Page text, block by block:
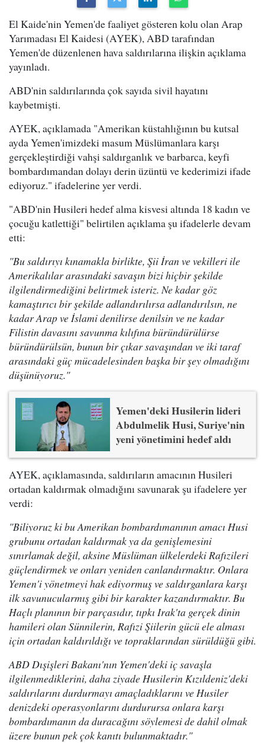
El Kaide'nin Yemen'de faaliyet gösteren kolu olan Arap
Yarımadası El Kaidesi (AYEK), ABD tarafından
Yemen'de düzenlenen hava saldırılarına ilişkin açıklama
yayınladı.
ABD'nin saldırılarında çok sayıda sivil hayatını
kaybetmişti.
AYEK, açıklamada "Amerikan küstahlığının bu kutsal
ayda Yemen'imizdeki masum Müslümanlara karşı
gerçekleştirdiği vahşi saldırganlık ve barbarca, keyfi
bombardımandan dolayı derin üzüntü ve kederimizi ifade
ediyoruz." ifadelerine yer verdi.
"ABD'nin Husileri hedef alma kisvesi altında 18 kadın ve
çocuğu katlettiği" belirtilen açıklama şu ifadelerle devam
etti:
"Bu saldırıyı kınamakla birlikte, Şii İran ve vekilleri ile
Amerikalılar arasındaki savaşın bizi hiçbir şekilde
ilgilendirmediğini belirtmek isteriz. Ne kadar göz
kamaştırıcı bir şekilde adlandırılırsa adlandırılsın, ne
kadar Arap ve İslami denilirse denilsin ve ne kadar
Filistin davasını savunma kılıfına büründürülürse
büründürülsün, bunun bir çıkar savaşından ve iki taraf
arasındaki güç mücadelesinden başka bir şey olmadığını
düşünüyoruz."
Yemen'deki Husilerin lideri
Abdulmelik Husi, Suriye'nin
yeni yönetimini hedef aldı
AYEK, açıklamasında, saldırıların amacının Husileri
ortadan kaldırmak olmadığını savunarak şu ifadelere yer
verdi:
"Biliyoruz ki bu Amerikan bombardımanının amacı Husi
grubunu ortadan kaldırmak ya da genişlemesini
sınırlamak değil, aksine Müslüman ülkelerdeki Rafızileri
güçlendirmek ve onları yeniden canlandırmaktır. Onlara
Yemen'i yönetmeyi hak ediyormuş ve saldırganlara karşı
ilk savunucularmış gibi bir karakter kazandırmaktır. Bu
Haçlı planının bir parçasıdır, tıpkı Irak'ta gerçek dinin
hamileri olan Sünnilerin, Rafızi Şiilerin gücü ele alması
için ortadan kaldırıldığı ve topraklarından sürüldüğü gibi.
ABD Dışişleri Bakanı'nın Yemen'deki iç savaşla
ilgilenmediklerini, daha ziyade Husilerin Kızıldeniz'deki
saldırılarını durdurmayı amaçladıklarını ve Husiler
denizdeki operasyonlarını durdurursa onlara karşı
bombardımanın da duracağını söylemesi de dahil olmak
üzere bunun pek çok kanıtı bulunmaktadır."